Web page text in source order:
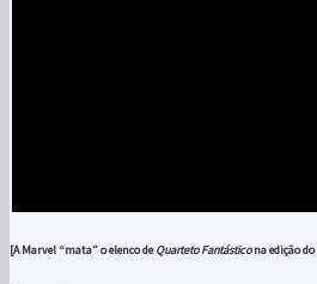
[AMarvel “mata” o elenco deQuarteto Fantásticona edição do